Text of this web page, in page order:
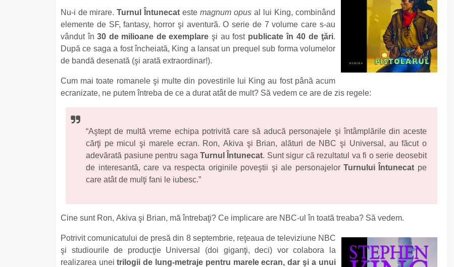
Nu-i de mirare. Turnul Întunecat este magnum opus al lui King, combinând
elemente de SF, fantasy, horror şi aventură. O serie de 7 volume care s-au
vândut în 30 de milioane de exemplare şi au fost publicate în 40 de ţări.
După ce saga a fost încheiată, King a lansat un prequel sub forma volumelor
de bandă desenată (şi arată extraordinar!).
Cum mai toate romanele şi multe din povestirile lui King au fost până acum
ecranizate, ne putem întreba de ce a durat atât de mult? Să vedem ce are de zis regele:
“Aştept de multă vreme echipa potrivită care să aducă personajele şi întâmplările din aceste
cărţi pe micul şi marele ecran. Ron, Akiva şi Brian, alături de NBC şi Universal, au făcut o
adevărată pasiune pentru saga Turnul Întunecat. Sunt sigur că rezultatul va fi o serie deosebit
de interesantă, care va respecta originile poveştii şi ale personajelor Turnului Întunecat pe
care atât de mulţi fani le iubesc.”
Cine sunt Ron, Akiva şi Brian, mă întrebaţi? Ce implicare are NBC-ul în toată treaba? Să vedem.
Potrivit comunicatului de presă din 8 septembrie, reţeaua de televiziune NBC
şi studiourile de producţie Universal (doi giganţi, deci) vor colabora la
realizarea unei trilogii de lung-metraje pentru marele ecran, dar şi a unui